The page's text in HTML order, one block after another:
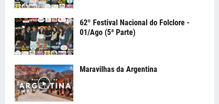
62º Festival Nacional do Folclore -
01/Ago (5ª Parte)
Maravilhas da Argentina